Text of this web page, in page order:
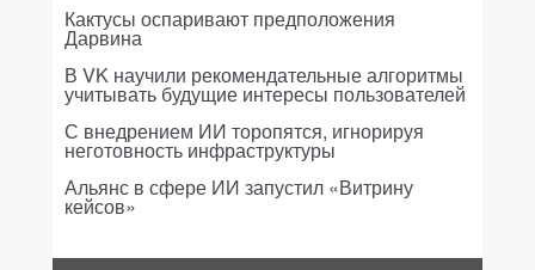
Кактусы оспаривают предположения
Дарвина
В VK научили рекомендательные алгоритмы
учитывать будущие интересы пользователей
С внедрением ИИ торопятся, игнорируя
неготовность инфраструктуры
Альянс в сфере ИИ запустил «Витрину
кейсов»